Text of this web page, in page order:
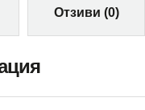
Отзиви (0)